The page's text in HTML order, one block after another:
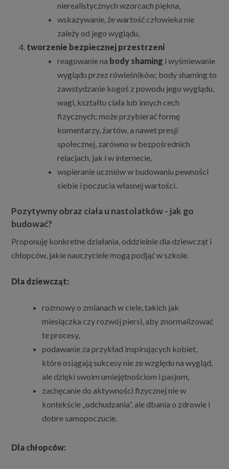
nierealistycznych wzorcach piękna,
wskazywanie, że wartość człowieka nie
zależy od jego wyglądu,
tworzenie bezpiecznej przestrzeni
reagowanie na body shaming i wyśmiewanie
wyglądu przez rówieśników; body shaming to
zawstydzanie kogoś z powodu jego wyglądu,
wagi, kształtu ciała lub innych cech
fizycznych; może przybierać formę
komentarzy, żartów, a nawet presji
społecznej, zarówno w bezpośrednich
relacjach, jak i w internecie,
wspieranie uczniów w budowaniu pewności
siebie i poczucia własnej wartości.
Pozytywny obraz ciała u nastolatków - jak go
budować?
Proponuję konkretne działania, oddzielnie dla dziewcząt i
chłopców, jakie nauczyciele mogą podjąć w szkole.
Dla dziewcząt:
rozmowy o zmianach w ciele, takich jak
miesiączka czy rozwój piersi, aby znormalizować
te procesy,
podawanie za przykład inspirujących kobiet,
które osiągają sukcesy nie ze względu na wygląd,
ale dzięki swoim umiejętnościom i pasjom,
zachęcanie do aktywności fizycznej nie w
kontekście „odchudzania”, ale dbania o zdrowie i
dobre samopoczucie.
Dla chłopców: